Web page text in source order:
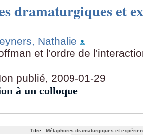
dramaturgiques et
Nathalie
et l'ordre de
publié, 2009-01-29
à un colloque
Titre: Métaphores dramaturgiques et